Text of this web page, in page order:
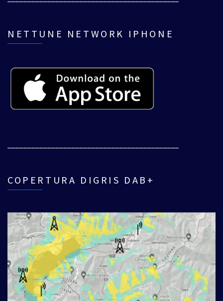
NETTUNE NETWORK IPHONE
COPERTURA DIGRIS DAB+